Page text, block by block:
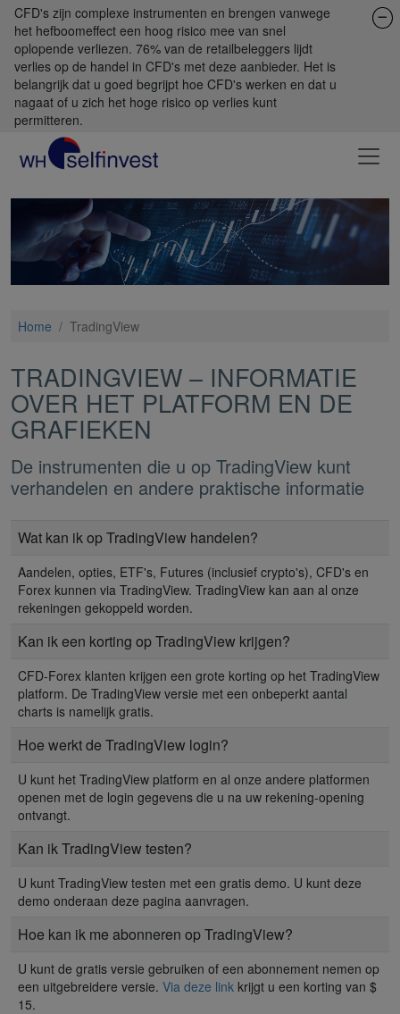
CFD's zijn complexe instrumenten en brengen vanwege
het hefboomeffect een hoog risico mee van snel
oplopende verliezen. 76% van de retailbeleggers lijdt
verlies op de handel in CFD's met deze aanbieder. Het is
belangrijk dat u goed begrijpt hoe CFD's werken en dat u
nagaat of u zich het hoge risico op verlies kunt
permitteren.
Home / TradingView
TRADINGVIEW – INFORMATIE
OVER HET PLATFORM EN DE
GRAFIEKEN
De instrumenten die u op TradingView kunt
verhandelen en andere praktische informatie
Wat kan ik op TradingView handelen?
Aandelen, opties, ETF's, Futures (inclusief crypto's), CFD's en
Forex kunnen via TradingView. TradingView kan aan al onze
rekeningen gekoppeld worden.
Kan ik een korting op TradingView krijgen?
CFD-Forex klanten krijgen een grote korting op het TradingView
platform. De TradingView versie met een onbeperkt aantal
charts is namelijk gratis.
Hoe werkt de TradingView login?
U kunt het TradingView platform en al onze andere platformen
openen met de login gegevens die u na uw rekening-opening
ontvangt.
Kan ik TradingView testen?
U kunt TradingView testen met een gratis demo. U kunt deze
demo onderaan deze pagina aanvragen.
Hoe kan ik me abonneren op TradingView?
U kunt de gratis versie gebruiken of een abonnement nemen op
een uitgebreidere versie. Via deze link krijgt u een korting van $
15.